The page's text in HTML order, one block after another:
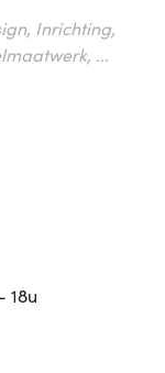
Inrichting,
...
18u